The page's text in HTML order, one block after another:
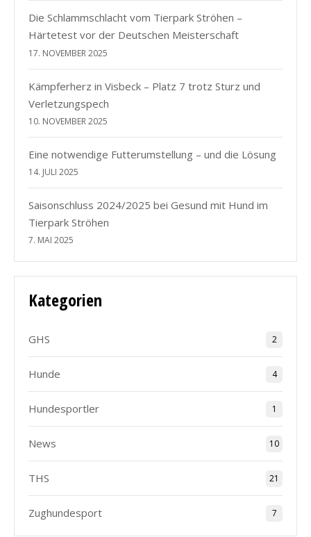
Die Schlammschlacht vom Tierpark Ströhen –
Härtetest vor der Deutschen Meisterschaft
17. NOVEMBER 2025
Kämpferherz in Visbeck – Platz 7 trotz Sturz und
Verletzungspech
10. NOVEMBER 2025
Eine notwendige Futterumstellung – und die Lösung
14. JULI 2025
Saisonschluss 2024/2025 bei Gesund mit Hund im
Tierpark Ströhen
7. MAI 2025
Kategorien
GHS 2
Hunde 4
Hundesportler 1
News 10
THS 21
Zughundesport 7